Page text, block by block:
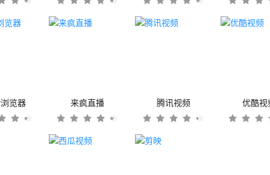
览器 来疯直播 腾讯视频 优酷视